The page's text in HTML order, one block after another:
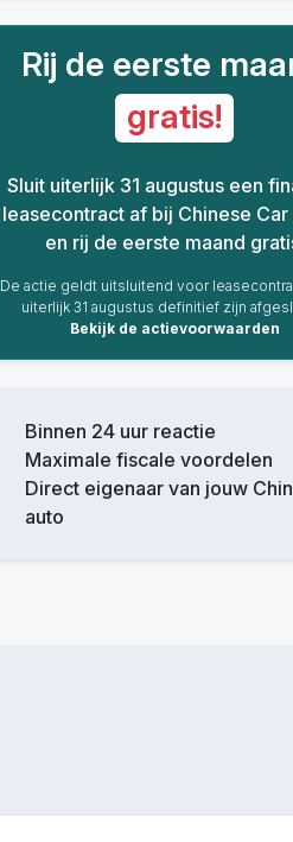
Rij de eerste
gratis!
Sluit uiterlijk 31 augustus een
leasecontract af bij Chinese Car
en rij de eerste maand
De actie geldt uitsluitend voor
uiterlijk 31 augustus definitief zijn
Bekijk de actievoorwaarden
Binnen 24 uur reactie
Maximale fiscale voordelen
Direct eigenaar van jouw
auto